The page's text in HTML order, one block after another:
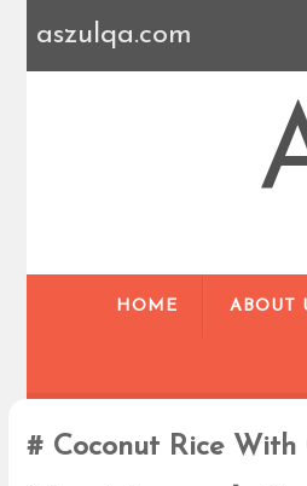
aszulqa.com
HOME
ABOUT
Coconut Rice With